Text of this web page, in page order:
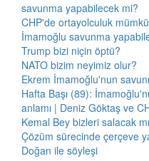
savunma yapabilecek mi?
CHP'de ortayolculuk
İmamoğlu savunma
Trump bizi niçin öptü?
NATO bizim neyimiz olur?
Ekrem İmamoğlu'nun
Hafta Başı (89):
anlamı | Deniz Göktaş ve
Kemal Bey bizleri salacak
Çözüm sürecinde çerçeve
Doğan ile söyleşi